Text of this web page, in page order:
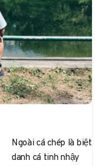
Ngoài cá chép là biệt
danh cá tinh nhậy